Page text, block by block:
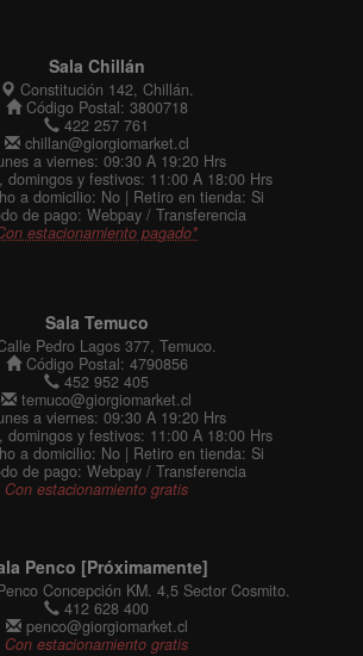
Sala Chillán
Constitución 142, Chillán.
Código Postal: 3800718
422 257 761
chillan@giorgiomarket.cl
a viernes: 09:30 A 19:20 Hrs
domingos y festivos: 11:00 A 18:00 Hrs
a domicilio: No | Retiro en tienda: Si
de pago: Webpay / Transferencia
estacionamiento pagado*
Sala Temuco
Pedro Lagos 377, Temuco.
Código Postal: 4790856
452 952 405
temuco@giorgiomarket.cl
a viernes: 09:30 A 19:20 Hrs
domingos y festivos: 11:00 A 18:00 Hrs
a domicilio: No | Retiro en tienda: Si
de pago: Webpay / Transferencia
Con estacionamiento gratis
Penco [Próximamente]
Concepción KM. 4,5 Sector Cosmito.
412 628 400
penco@giorgiomarket.cl
Con estacionamiento gratis